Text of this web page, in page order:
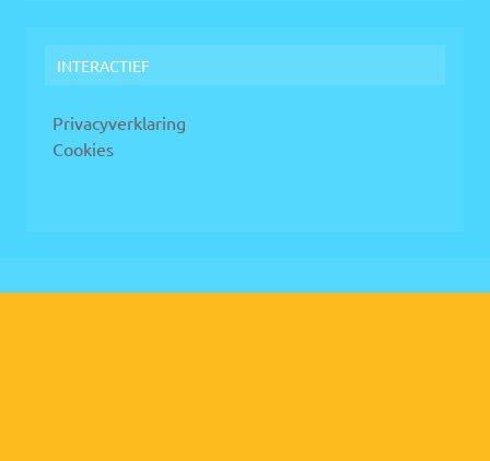
INTERACTIEF
Privacyverklaring
Cookies